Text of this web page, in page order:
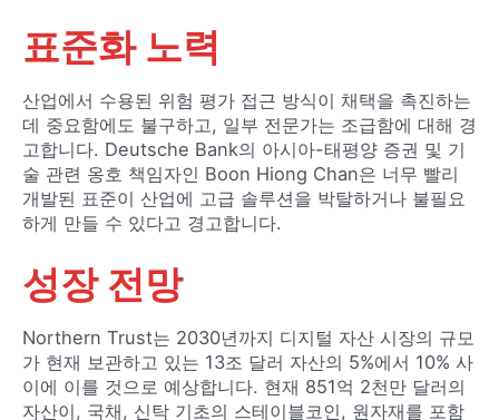
표준화 노력
산업에서 수용된 위험 평가 접근 방식이 채택을 촉진하는
데 중요함에도 불구하고, 일부 전문가는 조급함에 대해 경
고합니다. Deutsche Bank의 아시아-태평양 증권 및 기
술 관련 옹호 책임자인 Boon Hiong Chan은 너무 빨리
개발된 표준이 산업에 고급 솔루션을 박탈하거나 불필요
하게 만들 수 있다고 경고합니다.
성장 전망
Northern Trust는 2030년까지 디지털 자산 시장의 규모
가 현재 보관하고 있는 13조 달러 자산의 5%에서 10% 사
이에 이를 것으로 예상합니다. 현재 851억 2천만 달러의
자산이, 국채, 신탁 기초의 스테이블코인, 원자재를 포함